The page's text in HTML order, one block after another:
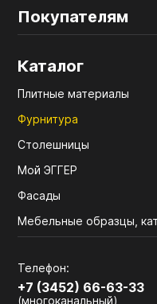
Покупателям
Каталог
Плитные материалы
Фурнитура
Столешницы
Мой ЭГГЕР
Фасады
Мебельные образцы,
Телефон:
+7 (3452) 66-63-33
(многоканальный)